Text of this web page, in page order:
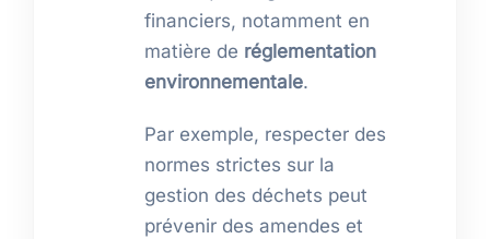
financiers, notamment en
matière de réglementation
environnementale.
Par exemple, respecter des
normes strictes sur la
gestion des déchets peut
prévenir des amendes et